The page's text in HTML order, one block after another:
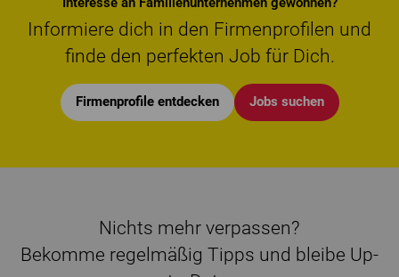
Informiere dich in den Firmenprofilen und
finde den perfekten Job für Dich.
Firmenprofile entdecken Jobs suchen
Nichts mehr verpassen?
Bekomme regelmäßig Tipps und bleibe Up-